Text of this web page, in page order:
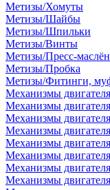
Метизы/Хомуты
Метизы/Шайбы
Метизы/Шпильки
Метизы/Винты
Метизы/Пресс-
Метизы/Пробка
Метизы/Фитинги,
Механизмы двигателя
Механизмы
Механизмы
Механизмы
Механизмы
Механизмы
Механизмы
Механизмы